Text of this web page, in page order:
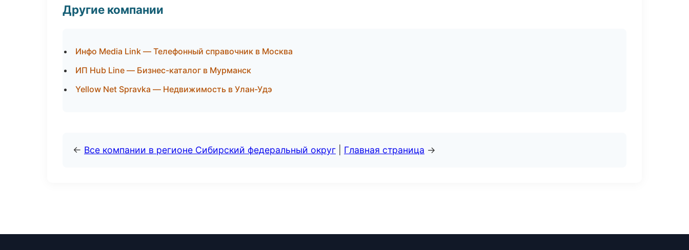
Другие компании
Инфо Media Link — Телефонный справочник в Москва
ИП Hub Line — Бизнес-каталог в Мурманск
Yellow Net Spravka — Недвижимость в Улан-Удэ
← Все компании в регионе Сибирский федеральный округ Главная страница →